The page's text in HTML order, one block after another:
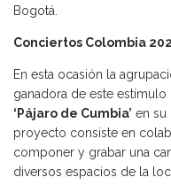
Bogotá.
Conciertos Colombia
En esta ocasión la
ganadora de este
‘Pájaro de Cumbia’ en su
proyecto consiste en
componer y grabar una
diversos espacios de la